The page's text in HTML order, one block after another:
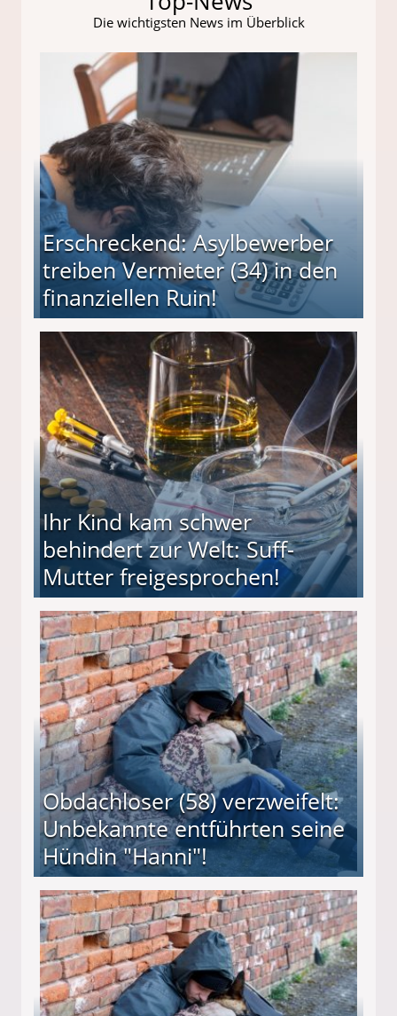
Die wichtigsten News im Überblick
Erschreckend: Asylbewerber
treiben Vermieter (34) in den
finanziellen Ruin!
(34) in den finanziellen Ruin!
Ihr Kind kam schwer
behindert zur Welt: Suff-
Mutter freigesprochen!
Mutter freigesprochen!
Obdachloser (58) verzweifelt:
Unbekannte entführten seine
Hündin "Hanni"!
entführten seine Hündin "Hanni"!